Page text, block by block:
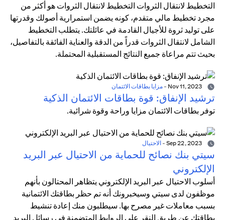
التخطيط لانتقال الثروات التخطيط لانتقال الثروات هو أكثر من
مجرد تخطيط مالي متقدم، كونه يضمن استمرارية أصولك وقدرتها
على توليد ثروة للأجيال القادمة في عائلتك. يتطلب التخطيط
الشامل لانتقال الثروات قدراً من الدقة والعناية الفائقة بالتفاصيل،
بحيث تتم مراعاة جميع النتائج المستقبلية المحتملة.
- مزايا بطاقات الائتمان
ترشيد الإنفاق: قوة بطاقات الائتمان الذكية
توفر بطاقات الائتمان مزايا وراحة وقوة شرائية.
- الاحتيال
سيتي بنك نصائح للحماية من الاحتيال عبر البريد
الإلكتروني
أسلوب الاحتيال عبر البريد الإلكتروني يتظاهر المحتالون بأنهم
موظفون لدى سيتي وسيخبرونك أنه تم حظر بطاقتك الائتمانية
بسبب معاملات غير مصرح بها. سيطلبون منك إعادة تنشيط
بطاقتك عن طريق النقر على الروابط المتضمنة في رسائل البريد